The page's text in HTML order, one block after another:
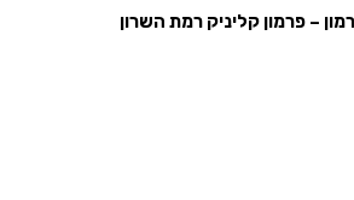
– פרמון קליניק רמת השרון